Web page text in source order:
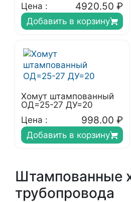
Цена :
4920.50 ₽
Добавить в корзину
Хомут штампованный
ОД=25-27 ДУ=20
Цена :
998.00 ₽
Добавить в корзину
Штампованные
трубопровода